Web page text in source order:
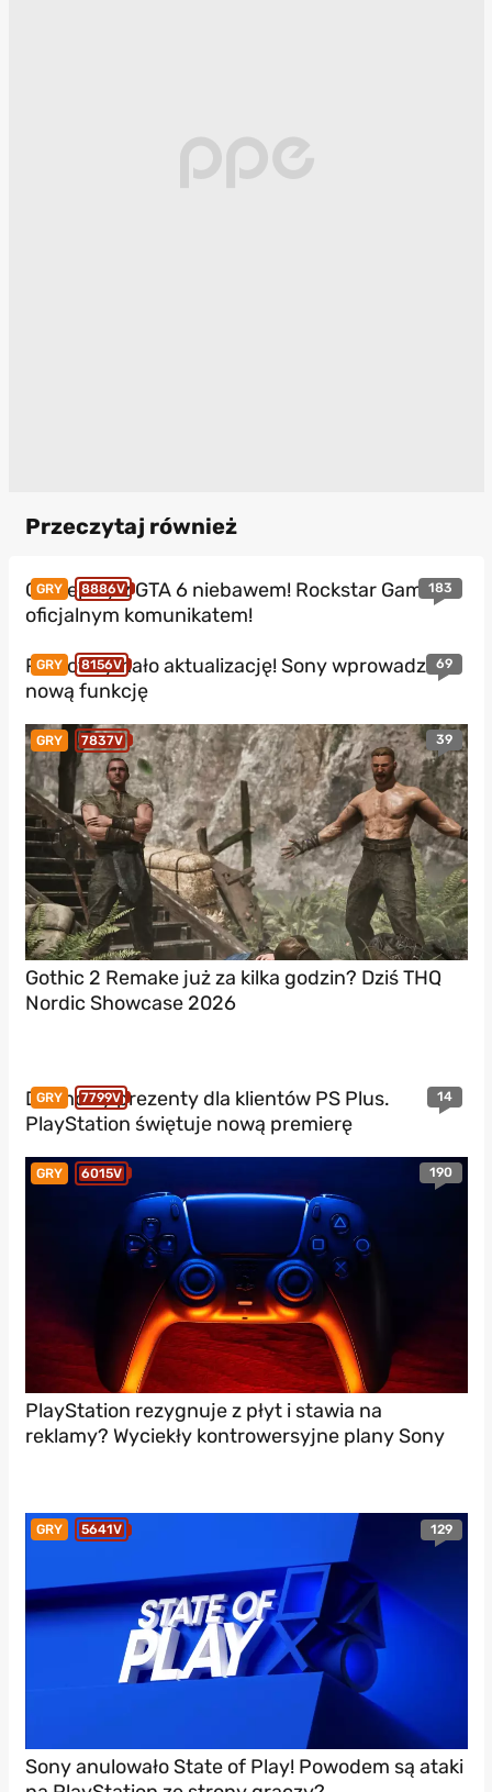
Przeczytaj również
GRY 8886V 183
Gameplay z GTA 6 niebawem! Rockstar Games z
oficjalnym komunikatem!
GRY 8156V 69
PS5 otrzymało aktualizację! Sony wprowadza
nową funkcję
GRY 7837V 39
Gothic 2 Remake już za kilka godzin? Dziś THQ
Nordic Showcase 2026
GRY 7799V 14
Darmowy prezenty dla klientów PS Plus.
PlayStation świętuje nową premierę
GRY 6015V 190
PlayStation rezygnuje z płyt i stawia na
reklamy? Wyciekły kontrowersyjne plany Sony
GRY 5641V 129
Sony anulowało State of Play! Powodem są ataki